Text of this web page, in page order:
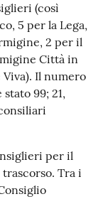
(così
5 per la Lega,
2 per il
Città in
Il numero
99; 21,
per il
trascorso. Tra i